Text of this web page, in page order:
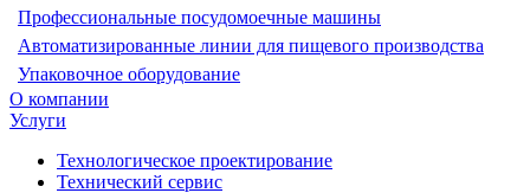
Профессиональные посудомоечные машины
Автоматизированные линии для пищевого производства
Упаковочное оборудование
О компании
Услуги
Технологическое проектирование
Технический сервис